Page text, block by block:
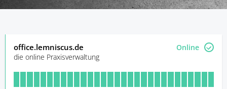
office.lemniscus.de
Online
die online Praxisverwaltung